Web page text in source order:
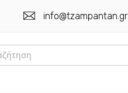
info@tzampantan.gr